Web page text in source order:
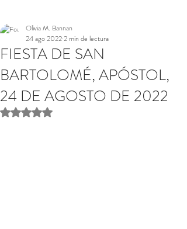
FIESTA DE SAN
BARTOLOMÉ, APÓSTOL,
24 DE AGOSTO DE 2022
Olivia M. Bannan
24 ago 20222 min de lectura
Obtuvo NaN de 5 estrellas.